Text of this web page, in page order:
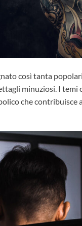
così tanta
minuziosi. I temi
che contribuisce